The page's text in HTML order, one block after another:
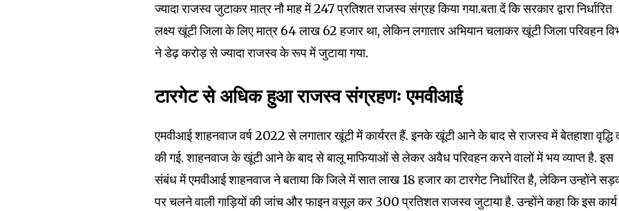
ज्यादा राजस्व जुटाकर मात्र नौ माह में 247 प्रतिशत राजस्व संग्रह किया गया.बता दें कि सरकार द्वारा निर्धारित
लक्ष्य खूंटी जिला के लिए मात्र 64 लाख 62 हजार था, लेकिन लगातार अभियान चलाकर खूंटी जिला परिवहन
ने डेढ़ करोड़ से ज्यादा राजस्व के रूप में जुटाया गया.
टारगेट से अधिक हुआ राजस्व संग्रहणः एमवीआई
एमवीआई शाहनवाज वर्ष 2022 से लगातार खूंटी में कार्यरत हैं. इनके खूंटी आने के बाद से राजस्व में बेतहाशा वृद्धि
की गई. शाहनवाज के खूंटी आने के बाद से बालू माफियाओं से लेकर अवैध परिवहन करने वालों में भय व्याप्त है. इस
संबंध में एमवीआई शाहनवाज ने बताया कि जिले में सात लाख 18 हजार का टारगेट निर्धारित है, लेकिन उन्होंने
पर चलने वाली गाड़ियों की जांच और फाइन वसूल कर 300 प्रतिशत राजस्व जुटाया है. उन्होंने कहा कि इस